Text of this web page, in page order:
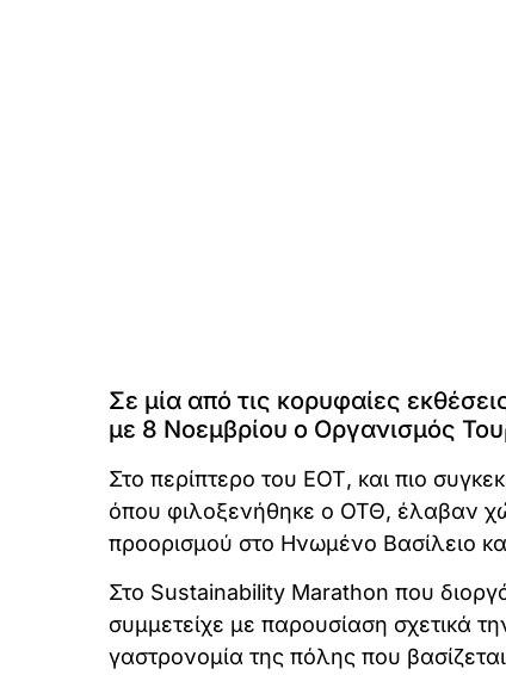
Σε μία από τις κορυφαίες
με 8 Νοεμβρίου ο Οργανισμός
Στο περίπτερο του ΕΟΤ, και πιο
όπου φιλοξενήθηκε ο ΟΤΘ, έλαβαν
προορισμού στο Ηνωμένο Βασίλειο
Στο Sustainability Marathon που
συμμετείχε με παρουσίαση σχετικά
γαστρονομία της πόλης που